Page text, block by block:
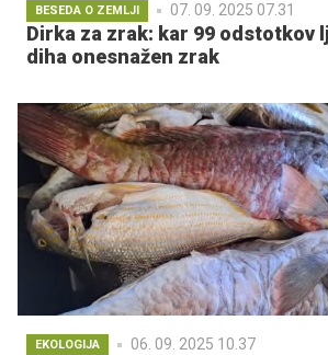
BESEDA O ZEMLJI 07. 09. 2025 07.31
Dirka za zrak: kar 99 odstotkov
diha onesnažen zrak
EKOLOGIJA 06. 09. 2025 10.37